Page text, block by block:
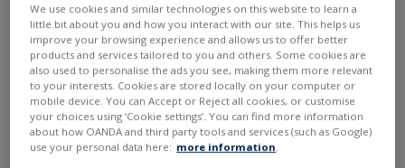
We use cookies and similar technologies on this website to learn a
little bit about you and how you interact with our site. This helps us
improve your browsing experience and allows us to offer better
products and services tailored to you and others. Some cookies are
also used to personalise the ads you see, making them more relevant
to your interests. Cookies are stored locally on your computer or
mobile device. You can Accept or Reject all cookies, or customise
your choices using ‘Cookie settings’. You can find more information
about how OANDA and third party tools and services (such as Google)
use your personal data here: more information